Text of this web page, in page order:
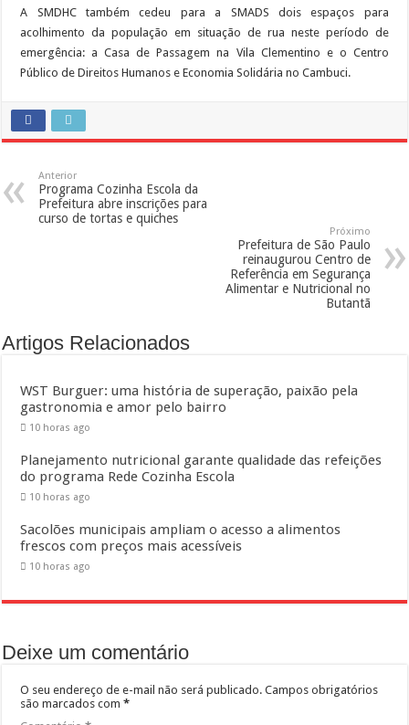
A SMDHC também cedeu para a SMADS dois espaços para
acolhimento da população em situação de rua neste período de
emergência: a Casa de Passagem na Vila Clementino e o Centro
Público de Direitos Humanos e Economia Solidária no Cambuci.
Anterior
Programa Cozinha Escola da
Prefeitura abre inscrições para
curso de tortas e quiches
Próximo
Prefeitura de São Paulo
reinaugurou Centro de
Referência em Segurança
Alimentar e Nutricional no
Butantã
Artigos Relacionados
WST Burguer: uma história de superação, paixão pela
gastronomia e amor pelo bairro
10 horas ago
Planejamento nutricional garante qualidade das refeições
do programa Rede Cozinha Escola
10 horas ago
Sacolões municipais ampliam o acesso a alimentos
frescos com preços mais acessíveis
10 horas ago
Deixe um comentário
O seu endereço de e-mail não será publicado. Campos obrigatórios
são marcados com*